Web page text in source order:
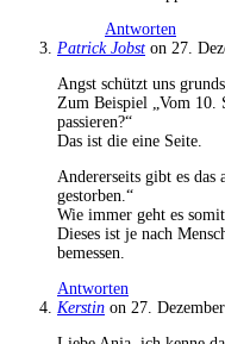
Antworten
Patrick Jobst on 27.
Angst schützt uns
Zum Beispiel „Vom 10.
passieren?“
Das ist die eine Seite.
Andererseits gibt es
gestorben.“
Wie immer geht es
Dieses ist je nach
bemessen.
Antworten
Kerstin on 27.